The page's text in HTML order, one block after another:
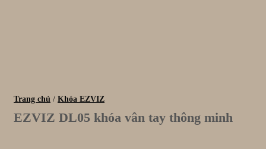
Trang chủ / Khóa EZVIZ
EZVIZ DL05 khóa vân tay thông minh